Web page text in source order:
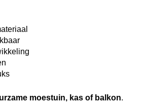
moestuin, kas of balkon.